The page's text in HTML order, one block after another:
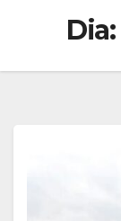
Dia: